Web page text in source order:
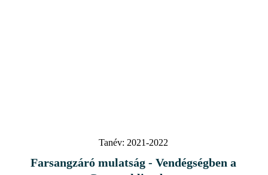
Tanév: 2021-2022
Farsangzáró mulatság - Vendégségben a